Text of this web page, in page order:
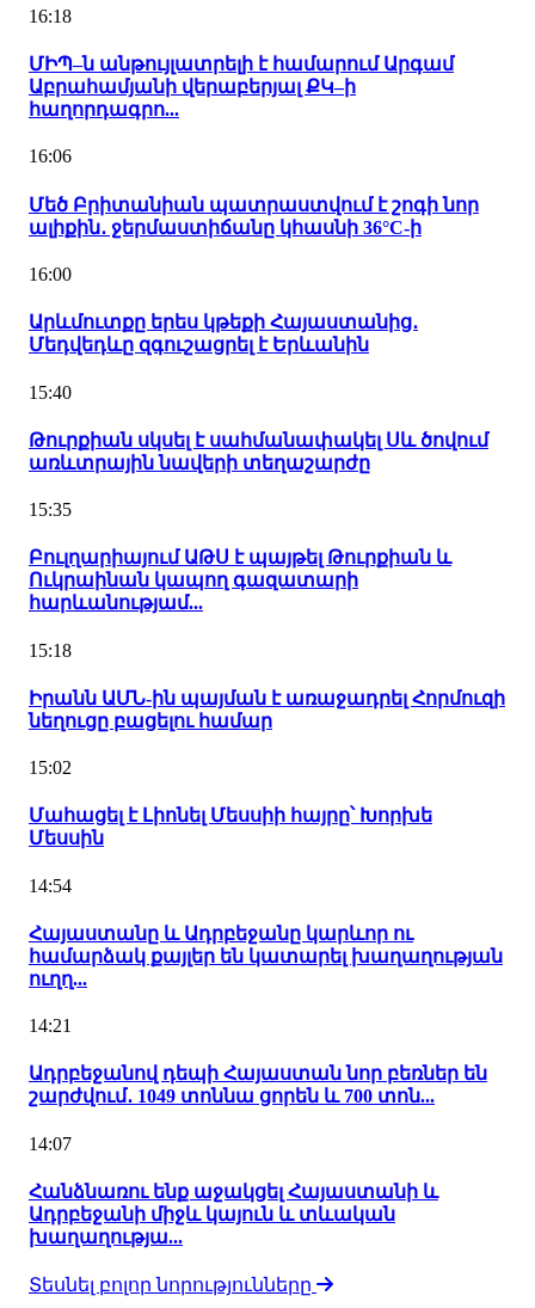
16:18
ՄԻՊ–ն անթույլատրելի է համարում Արգամ
Աբրահամյանի վերաբերյալ ՔԿ–ի
հաղորդագրո...
16:06
Մեծ Բրիտանիան պատրաստվում է շոգի նոր
ալիքին․ ջերմաստիճանը կհասնի 36°C-ի
16:00
Արևմուտքը երես կթեքի Հայաստանից․
Մեդվեդևը զգուշացրել է Երևանին
15:40
Թուրքիան սկսել է սահմանափակել Սև ծովում
առևտրային նավերի տեղաշարժը
15:35
Բուլղարիայում ԱԹՍ է պայթել Թուրքիան և
Ուկրաինան կապող գազատարի
հարևանությամ...
15:18
Իրանն ԱՄՆ-ին պայման է առաջադրել Հորմուզի
նեղուցը բացելու համար
15:02
Մահացել է Լիոնել Մեսսիի հայրը՝ Խորխե
Մեսսին
14:54
Հայաստանը և Ադրբեջանը կարևոր ու
համարձակ քայլեր են կատարել խաղաղության
ուղղ...
14:21
Ադրբեջանով դեպի Հայաստան նոր բեռներ են
շարժվում․ 1049 տոննա ցորեն և 700 տոն...
14:07
Հանձնառու ենք աջակցել Հայաստանի և
Ադրբեջանի միջև կայուն և տևական
խաղաղությա...
Տեսնել բոլոր նորությունները